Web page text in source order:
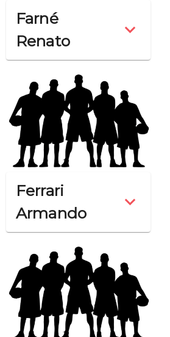
Farné
Renato
Ferrari
Armando